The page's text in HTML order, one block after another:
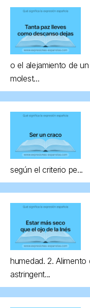
o el alejamiento de
molest...
según el criterio pe...
humedad. 2.
astringent...